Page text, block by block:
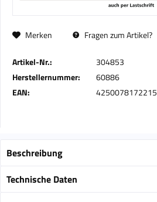
Merken Fragen zum Artikel?
Artikel-Nr.:
304853
Herstellernummer:
60886
EAN:
4250078172215
Beschreibung
Technische Daten